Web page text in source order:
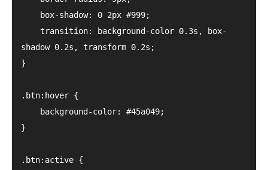
shadow 0.2s, transform 0.2s;
}
.btn:hover {
}
.btn:active {